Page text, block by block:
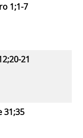
1;1-7
21
31;35